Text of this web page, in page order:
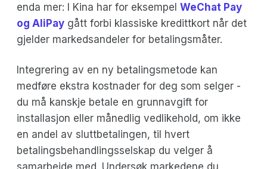
enda mer: I Kina har for eksempel WeChat Pay
og AliPay gått forbi klassiske kredittkort når det
gjelder markedsandeler for betalingsmåter.
Integrering av en ny betalingsmetode kan
medføre ekstra kostnader for deg som selger -
du må kanskje betale en grunnavgift for
installasjon eller månedlig vedlikehold, om ikke
en andel av sluttbetalingen, til hvert
betalingsbehandlingsselskap du velger å
samarbeide med. Undersøk markedene du